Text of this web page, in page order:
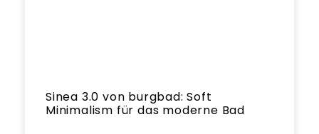
Sinea 3.0 von burgbad: Soft
Minimalism für das moderne Bad